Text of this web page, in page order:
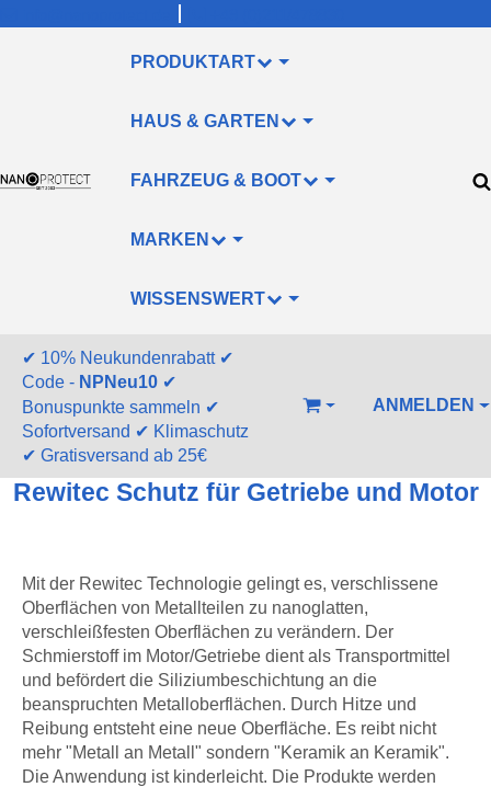
PRODUKTART
HAUS & GARTEN
FAHRZEUG & BOOT
MARKEN
WISSENSWERT
✔ 10% Neukundenrabatt✔
Code - NPNeu10 ✔
Bonuspunkte sammeln ✔
Sofortversand ✔ Klimaschutz
✔ Gratisversand ab 25€
WARENKORBANMELDEN
Rewitec Schutz für Getriebe und Motor
Mit der Rewitec Technologie gelingt es, verschlissene
Oberflächen von Metallteilen zu nanoglatten,
verschleißfesten Oberflächen zu verändern. Der
Schmierstoff im Motor/Getriebe dient als Transportmittel
und befördert die Siliziumbeschichtung an die
beanspruchten Metalloberflächen. Durch Hitze und
Reibung entsteht eine neue Oberfläche. Es reibt nicht
mehr "Metall an Metall" sondern "Keramik an Keramik".
Die Anwendung ist kinderleicht. Die Produkte werden